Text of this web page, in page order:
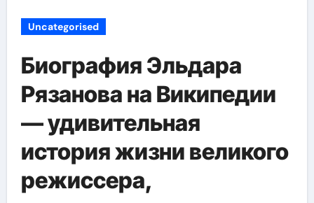
Uncategorised
Биография Эльдара
Рязанова на Википедии
— удивительная
история жизни великого
режиссера,